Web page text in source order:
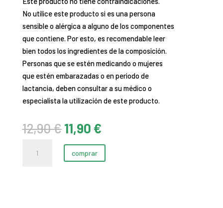
No utilice este producto si es una persona
sensible o alérgica a alguno de los componentes
que contiene. Por esto, es recomendable leer
bien todos los ingredientes de la composición.
Personas que se estén medicando o mujeres
que estén embarazadas o en periodo de
lactancia, deben consultar a su médico o
especialista la utilización de este producto.
12,90€ El
precio
original
era:
11,90 €El
es:
cantidad
comprar